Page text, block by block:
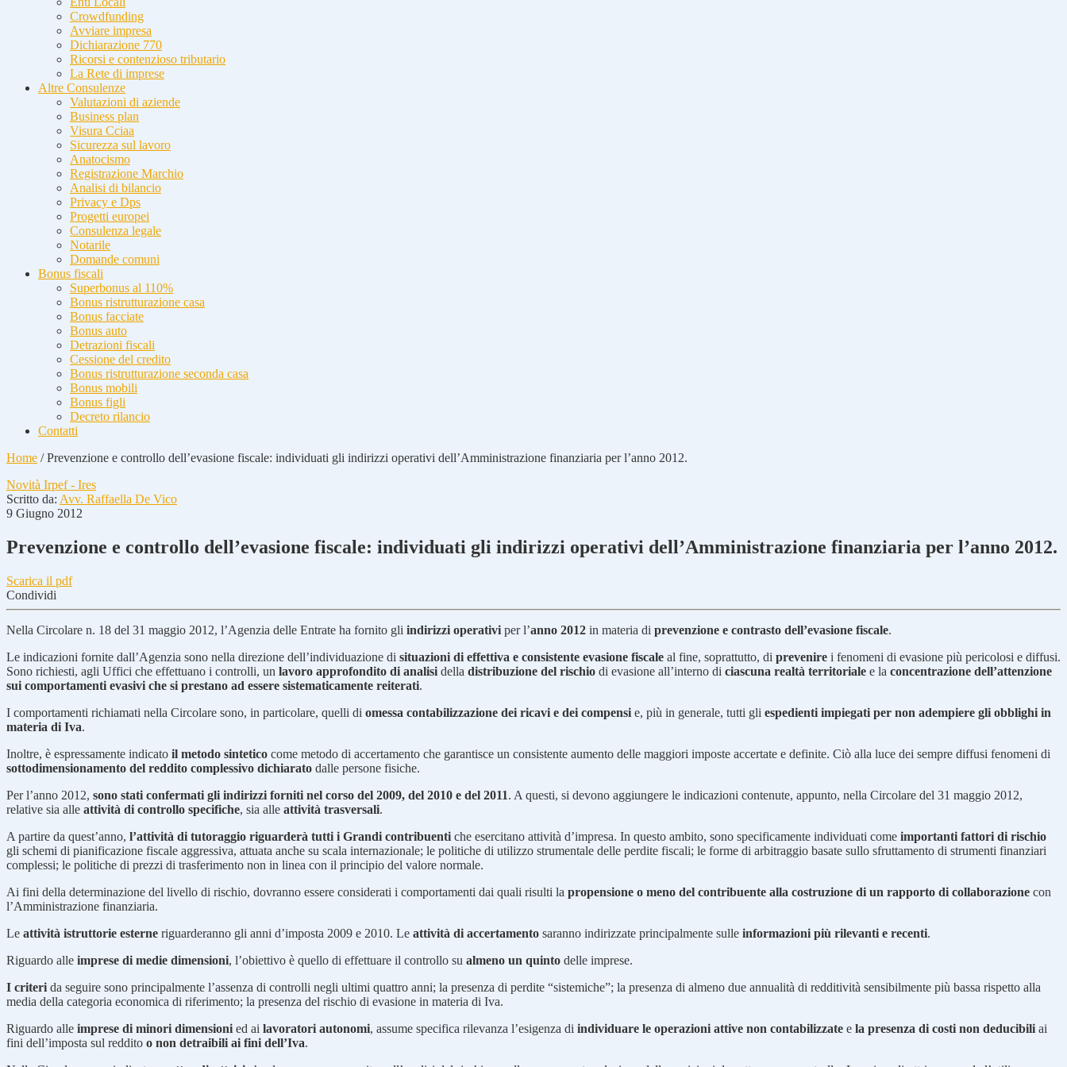
Crowdfunding
Avviare impresa
Dichiarazione 770
Ricorsi e contenzioso tributario
La Rete di imprese
Altre Consulenze
Valutazioni di aziende
Business plan
Visura Cciaa
Sicurezza sul lavoro
Anatocismo
Registrazione Marchio
Analisi di bilancio
Privacy e Dps
Progetti europei
Consulenza legale
Notarile
Domande comuni
Bonus fiscali
Superbonus al 110%
Bonus ristrutturazione casa
Bonus facciate
Bonus auto
Detrazioni fiscali
Cessione del credito
Bonus ristrutturazione seconda casa
Bonus mobili
Bonus figli
Decreto rilancio
Contatti
Home /Prevenzione e controllo dell’evasione fiscale: individuati gli indirizzi operativi dell’Amministrazione finanziaria per l’anno 2012.
Novità Irpef - Ires
Scritto da: Avv. Raffaella De Vico
9 Giugno 2012
Prevenzione e controllo dell’evasione fiscale: individuati gli indirizzi operativi dell’Amministrazione finanziaria per l’anno 2012.
Scarica il pdf
Condividi
Nella Circolare n. 18 del 31 maggio 2012, l’Agenzia delle Entrate ha fornito gli indirizzi operativi per l’anno 2012 in materia di prevenzione e contrasto dell’evasione fiscale.
Le indicazioni fornite dall’Agenzia sono nella direzione dell’individuazione di situazioni di effettiva e consistente evasione fiscale al fine, soprattutto, di prevenire i fenomeni di evasione più pericolosi e diffusi.
Sono richiesti, agli Uffici che effettuano i controlli, un lavoro approfondito di analisi della distribuzione del rischio di evasione all’interno di ciascuna realtà territoriale e la concentrazione dell’attenzione
sui comportamenti evasivi che si prestano ad essere sistematicamente reiterati.
I comportamenti richiamati nella Circolare sono, in particolare, quelli di omessa contabilizzazione dei ricavi e dei compensi e, più in generale, tutti gli espedienti impiegati per non adempiere gli obblighi in
materia di Iva.
Inoltre, è espressamente indicato il metodo sintetico come metodo di accertamento che garantisce un consistente aumento delle maggiori imposte accertate e definite. Ciò alla luce dei sempre diffusi fenomeni di
sottodimensionamento del reddito complessivo dichiarato dalle persone fisiche.
Per l’anno 2012, sono stati confermati gli indirizzi forniti nel corso del 2009, del 2010 e del 2011. A questi, si devono aggiungere le indicazioni contenute, appunto, nella Circolare del 31 maggio 2012,
relative sia alle attività di controllo specifiche, sia alle attività trasversali.
A partire da quest’anno, l’attività di tutoraggio riguarderà tutti i Grandi contribuenti che esercitano attività d’impresa. In questo ambito, sono specificamente individuati come importanti fattori di rischio
gli schemi di pianificazione fiscale aggressiva, attuata anche su scala internazionale; le politiche di utilizzo strumentale delle perdite fiscali; le forme di arbitraggio basate sullo sfruttamento di strumenti finanziari
complessi; le politiche di prezzi di trasferimento non in linea con il principio del valore normale.
Ai fini della determinazione del livello di rischio, dovranno essere considerati i comportamenti dai quali risulti la propensione o meno del contribuente alla costruzione di un rapporto di collaborazione con
l’Amministrazione finanziaria.
Le attività istruttorie esterne riguarderanno gli anni d’imposta 2009 e 2010. Le attività di accertamento saranno indirizzate principalmente sulle informazioni più rilevanti e recenti.
Riguardo alle imprese di medie dimensioni, l’obiettivo è quello di effettuare il controllo su almeno un quinto delle imprese.
I criteri da seguire sono principalmente l’assenza di controlli negli ultimi quattro anni; la presenza di perdite “sistemiche”; la presenza di almeno due annualità di redditività sensibilmente più bassa rispetto alla
media della categoria economica di riferimento; la presenza del rischio di evasione in materia di Iva.
Riguardo alle imprese di minori dimensioni ed ai lavoratori autonomi, assume specifica rilevanza l’esigenza di individuare le operazioni attive non contabilizzate e la presenza di costi non deducibili ai
fini dell’imposta sul reddito o non detraibili ai fini dell’Iva.